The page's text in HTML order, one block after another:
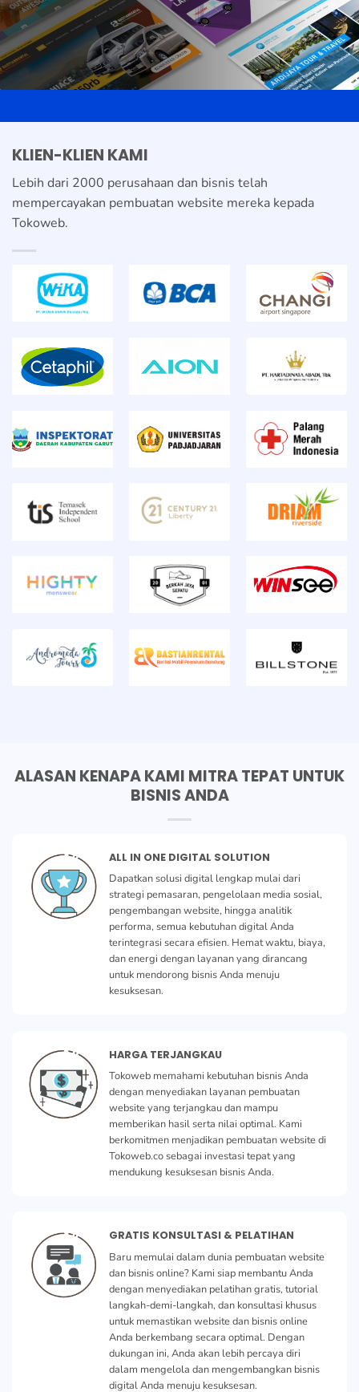
KLIEN-KLIEN KAMI
Lebih dari 2000 perusahaan dan bisnis telah
mempercayakan pembuatan website mereka kepada
Tokoweb.
ALASAN KENAPA KAMI MITRA TEPAT UNTUK
BISNIS ANDA
ALL IN ONE DIGITAL SOLUTION
Dapatkan solusi digital lengkap mulai dari
strategi pemasaran, pengelolaan media sosial,
pengembangan website, hingga analitik
performa, semua kebutuhan digital Anda
terintegrasi secara efisien. Hemat waktu, biaya,
dan energi dengan layanan yang dirancang
untuk mendorong bisnis Anda menuju
kesuksesan.
HARGA TERJANGKAU
Tokoweb memahami kebutuhan bisnis Anda
dengan menyediakan layanan pembuatan
website yang terjangkau dan mampu
memberikan hasil serta nilai optimal. Kami
berkomitmen menjadikan pembuatan website di
Tokoweb.co sebagai investasi tepat yang
mendukung kesuksesan bisnis Anda.
GRATIS KONSULTASI & PELATIHAN
Baru memulai dalam dunia pembuatan website
dan bisnis online? Kami siap membantu Anda
dengan menyediakan pelatihan gratis, tutorial
langkah-demi-langkah, dan konsultasi khusus
untuk memastikan website dan bisnis online
Anda berkembang secara optimal. Dengan
dukungan ini, Anda akan lebih percaya diri
dalam mengelola dan mengembangkan bisnis
digital Anda menuju kesuksesan.